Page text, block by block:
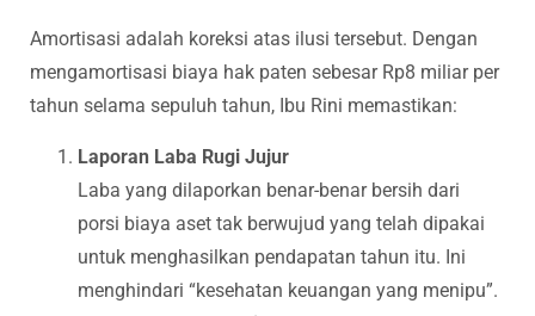
Amortisasi adalah koreksi atas ilusi tersebut. Dengan
mengamortisasi biaya hak paten sebesar Rp8 miliar per
tahun selama sepuluh tahun, Ibu Rini memastikan:
Laporan Laba Rugi Jujur
Laba yang dilaporkan benar-benar bersih dari
porsi biaya aset tak berwujud yang telah dipakai
untuk menghasilkan pendapatan tahun itu. Ini
menghindari “kesehatan keuangan yang menipu”.